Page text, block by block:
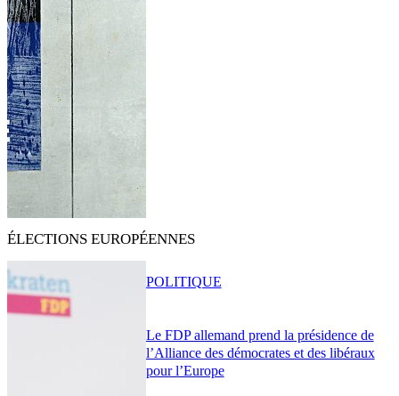
ÉLECTIONS EUROPÉENNES
Le FDP allemand prend la présidence de
l’Alliance des démocrates et des libéraux
pour l’Europe
POLITIQUE